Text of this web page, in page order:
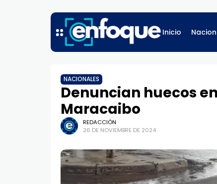
Inicio
NACIONALES
Denuncian huecos
Maracaibo
REDACCIÓN
26 DE NOVIEMBRE DE 2024